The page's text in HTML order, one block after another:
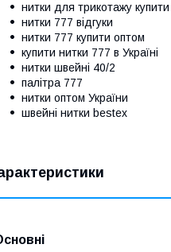
нитки для трикотажу купити
нитки 777 відгуки
нитки 777 купити оптом
купити нитки 777 в Україні
нитки швейні 40/2
палітра 777
нитки оптом України
швейні нитки bestex